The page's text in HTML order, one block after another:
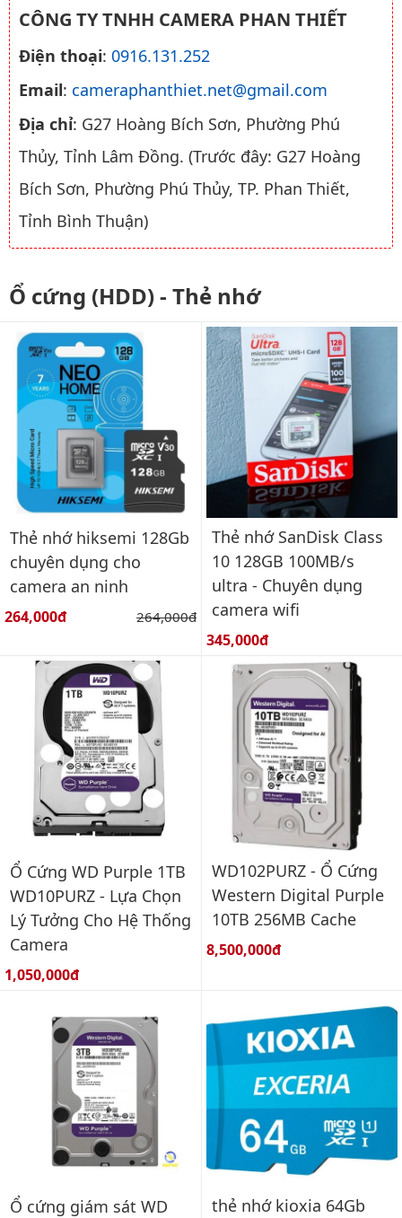
CÔNG TY TNHH CAMERA PHAN THIẾT
Điện thoại: 0916.131.252
Email: cameraphanthiet.net@gmail.com
Địa chỉ: G27 Hoàng Bích Sơn, Phường Phú
Thủy, Tỉnh Lâm Đồng. (Trước đây: G27 Hoàng
Bích Sơn, Phường Phú Thủy, TP. Phan Thiết,
Tỉnh Bình Thuận)
Ổ cứng (HDD) - Thẻ nhớ
Thẻ nhớ hiksemi 128Gb
chuyên dụng cho
camera an ninh
Giá bán:
264,000đ Giá gốc:
264,000đ
Thẻ nhớ SanDisk Class
10 128GB 100MB/s
ultra - Chuyên dụng
camera wifi
Giá bán:
345,000đ
Ổ Cứng WD Purple 1TB
WD10PURZ - Lựa Chọn
Lý Tưởng Cho Hệ Thống
Camera
Giá bán:
1,050,000đ
WD102PURZ - Ổ Cứng
Western Digital Purple
10TB 256MB Cache
Giá bán:
8,500,000đ
Ổ cứng giám sát WD
thẻ nhớ kioxia 64Gb